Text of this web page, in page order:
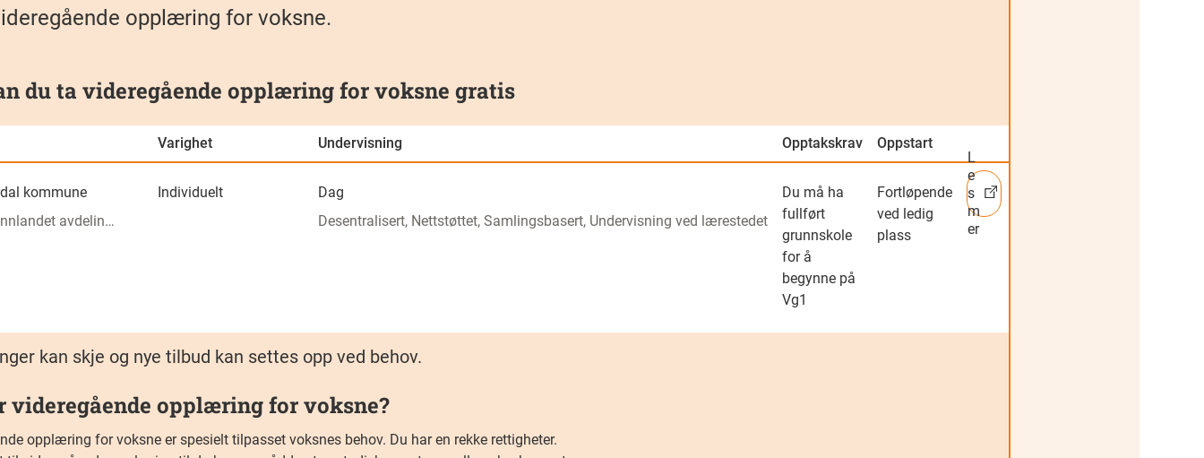
opplæring for voksne.
du ta videregående opplæring for voksne gratis
Varighet Undervisning Opptakskrav Oppstart
kommune
Karriere Innlandet avdeling Valdres - Leira
Individuelt
Dag
Desentralisert, Nettstøttet, Samlingsbasert, Undervisning ved lærestedet
Du må ha
fullført
grunnskole
for å
begynne på
Vg1
Fortløpende
ved ledig
plass
L
e
s
m
er
kan skje og nye tilbud kan settes opp ved behov.
videregående opplæring for voksne?
opplæring for voksne er spesielt tilpasset voksnes behov. Du har en rekke rettigheter.